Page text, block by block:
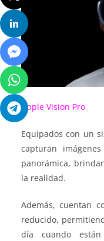
Apple Vision Pro
Equipados con un
capturan
panorámica,
la realidad.
Además, cuentan
reducido,
día cuando